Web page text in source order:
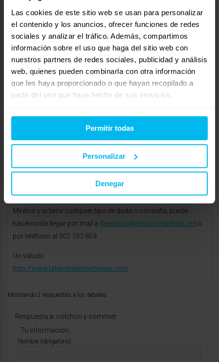
Las cookies de este sitio web se usan para personalizar
el contenido y los anuncios, ofrecer funciones de redes
sociales y analizar el tráfico. Además, compartimos
información sobre el uso que haga del sitio web con
nuestros partners de redes sociales, publicidad y análisis
web, quienes pueden combinarla con otra información
que les haya proporcionado o que hayan recopilado a
partir del uso que haya hecho de sus servicios.
Permitir todas
Personalizar
Denegar
colchón); y los somieres, también se pueden fabricar sin
Le adjunto el enlace para que vea los colchones y somieres en
nuestra web. El precio sería el mismo que en la medida de 105 x
200 cm.
-Colchones:
http://www.latiendadecolchones.com/epages/ea6409.sf/es_E
Mírelos y si tiene cualquier tipo de duda o consulta, puede
hacérnosla llegar por mail a descanso@munozmuebles.net o
por teléfono al 902 103 859.
Un saludo.
http://www.latiendadecolchones.com
Mostrando 2 respuestas a los debates
Respuesta a: colchon y sommier
Tu información:
Nombre (obligatorio):